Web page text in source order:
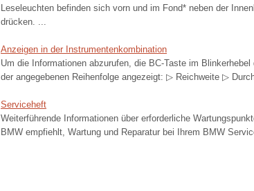
Leseleuchten befinden sich vorn und im Fond* neben der
drücken. ...
Anzeigen in der Instrumentenkombination
Um die Informationen abzurufen, die BC-Taste im
der angegebenen Reihenfolge angezeigt: ▷ Reichweite ▷
Serviceheft
Weiterführende Informationen über erforderliche
BMW empfiehlt, Wartung und Reparatur bei Ihrem BMW